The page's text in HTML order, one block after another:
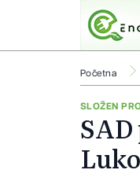
Početna
SLOŽEN